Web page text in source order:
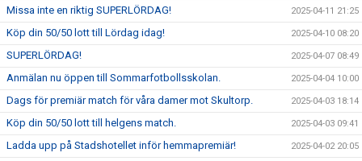
Missa inte en riktig SUPERLÖRDAG! 2025-04-11 21:25
Köp din 50/50 lott till Lördag idag! 2025-04-10 08:20
SUPERLÖRDAG! 2025-04-07 08:49
Anmälan nu öppen till Sommarfotbollsskolan. 2025-04-04 10:00
Dags för premiär match för våra damer mot Skultorp. 2025-04-03 18:14
Köp din 50/50 lott till helgens match. 2025-04-03 09:41
Ladda upp på Stadshotellet inför hemmapremiär! 2025-04-02 20:05